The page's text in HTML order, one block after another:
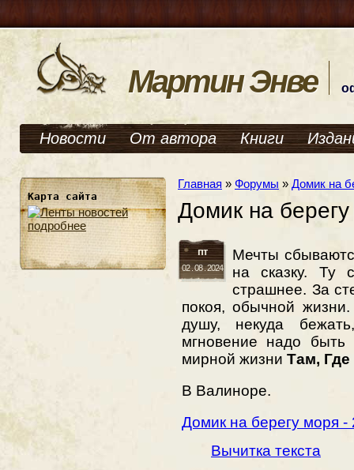
Мартин Энве
Новости От автора Книги
Карта сайта
подробнее
Главная » Форумы » Домик на
Домик на
пт
02 . 08 . 2024
Мечты
на сказку. Ту
страшнее. За
покоя, обычной
душу, некуда
мгновение надо
мирной жизни Там,
В Валиноре.
Домик на берегу моря -
Вычитка текста